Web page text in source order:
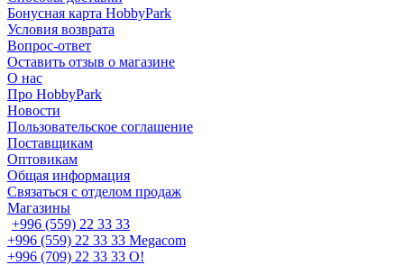
Бонусная карта HobbyPark
Условия возврата
Вопрос-ответ
Оставить отзыв о магазине
О нас
Про HobbyPark
Новости
Пользовательское соглашение
Поставщикам
Оптовикам
Общая информация
Связаться с отделом продаж
Магазины
+996 (559) 22 33 33
+996 (559) 22 33 33 Megacom
+996 (709) 22 33 33 O!